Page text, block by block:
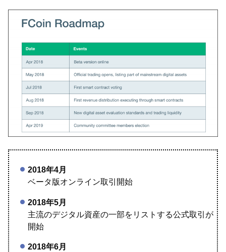
2018年4月
ベータ版オンライン取引開始
2018年5月
主流のデジタル資産の一部をリストする公式取引が
開始
2018年6月